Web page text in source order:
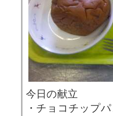
今日の献立
・チョコチップ